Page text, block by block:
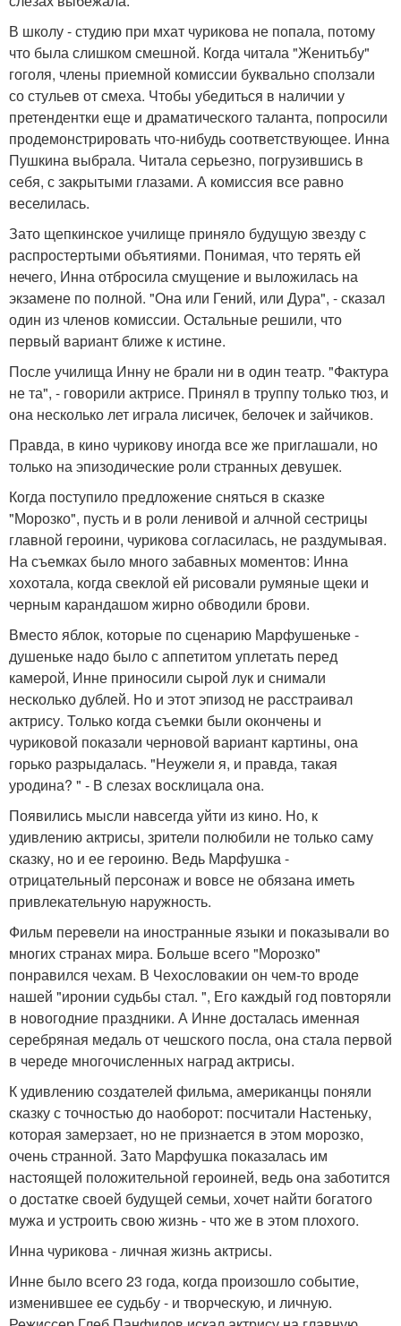
В школу - студию при мхат чурикова не попала, потому
что была слишком смешной. Когда читала "Женитьбу"
гоголя, члены приемной комиссии буквально сползали
со стульев от смеха. Чтобы убедиться в наличии у
претендентки еще и драматического таланта, попросили
продемонстрировать что-нибудь соответствующее. Инна
Пушкина выбрала. Читала серьезно, погрузившись в
себя, с закрытыми глазами. А комиссия все равно
веселилась.
Зато щепкинское училище приняло будущую звезду с
распростертыми объятиями. Понимая, что терять ей
нечего, Инна отбросила смущение и выложилась на
экзамене по полной. "Она или Гений, или Дура", - сказал
один из членов комиссии. Остальные решили, что
первый вариант ближе к истине.
После училища Инну не брали ни в один театр. "Фактура
не та", - говорили актрисе. Принял в труппу только тюз, и
она несколько лет играла лисичек, белочек и зайчиков.
Правда, в кино чурикову иногда все же приглашали, но
только на эпизодические роли странных девушек.
Когда поступило предложение сняться в сказке
"Морозко", пусть и в роли ленивой и алчной сестрицы
главной героини, чурикова согласилась, не раздумывая.
На съемках было много забавных моментов: Инна
хохотала, когда свеклой ей рисовали румяные щеки и
черным карандашом жирно обводили брови.
Вместо яблок, которые по сценарию Марфушеньке -
душеньке надо было с аппетитом уплетать перед
камерой, Инне приносили сырой лук и снимали
несколько дублей. Но и этот эпизод не расстраивал
актрису. Только когда съемки были окончены и
чуриковой показали черновой вариант картины, она
горько разрыдалась. "Неужели я, и правда, такая
уродина? " - В слезах восклицала она.
Появились мысли навсегда уйти из кино. Но, к
удивлению актрисы, зрители полюбили не только саму
сказку, но и ее героиню. Ведь Марфушка -
отрицательный персонаж и вовсе не обязана иметь
привлекательную наружность.
Фильм перевели на иностранные языки и показывали во
многих странах мира. Больше всего "Морозко"
понравился чехам. В Чехословакии он чем-то вроде
нашей "иронии судьбы стал. ", Его каждый год повторяли
в новогодние праздники. А Инне досталась именная
серебряная медаль от чешского посла, она стала первой
в череде многочисленных наград актрисы.
К удивлению создателей фильма, американцы поняли
сказку с точностью до наоборот: посчитали Настеньку,
которая замерзает, но не признается в этом морозко,
очень странной. Зато Марфушка показалась им
настоящей положительной героиней, ведь она заботится
о достатке своей будущей семьи, хочет найти богатого
мужа и устроить свою жизнь - что же в этом плохого.
Инна чурикова - личная жизнь актрисы.
Инне было всего 23 года, когда произошло событие,
изменившее ее судьбу - и творческую, и личную.